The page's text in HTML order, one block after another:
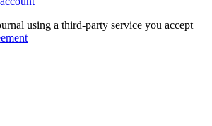
using a third-party service you accept